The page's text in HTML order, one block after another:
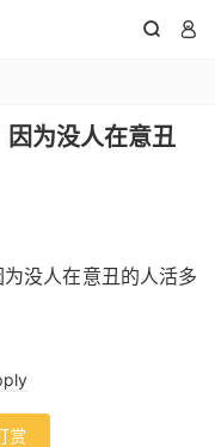
 
为没人在意丑
没人在意丑的人活多
赏